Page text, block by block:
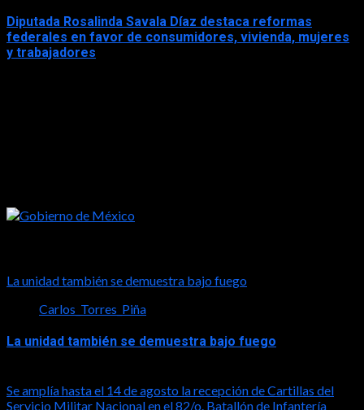
Diputada Rosalinda Savala Díaz destaca reformas
federales en favor de consumidores, vivienda, mujeres
y trabajadores
La unidad también se demuestra bajo fuego
Carlos_Torres_Piña
La unidad también se demuestra bajo fuego
Se amplía hasta el 14 de agosto la recepción de Cartillas del
Servicio Militar Nacional en el 82/o. Batallón de Infantería